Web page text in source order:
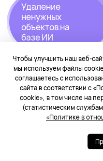
Чтобы улучшить наш веб-
мы используем файлы
соглашаетесь с
сайта в соответствии с
cookie», в том числе на
(статистическим
«Политике в
Удаление
ненужных
объектов на
базе⁠ ИИ
Функция
ненужные
естественное
снимок
*Изображение приведено